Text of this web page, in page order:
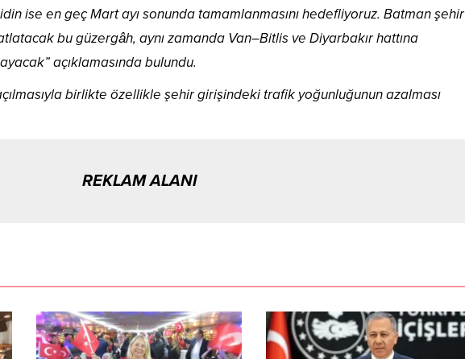
ise en geç Mart ayı sonunda tamamlanmasını hedefliyoruz. Batman şehir
bu güzergâh, aynı zamanda Van–Bitlis ve Diyarbakır hattına
açıklamasında bulundu.
birlikte özellikle şehir girişindeki trafik yoğunluğunun azalması
REKLAM ALANI